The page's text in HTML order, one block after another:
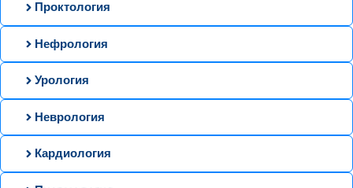
Проктология
Нефрология
Урология
Неврология
Кардиология